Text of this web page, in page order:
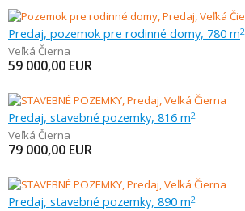
Predaj, pozemok pre rodinné domy, 780 m2
Veľká Čierna
59 000,00 EUR
Predaj, stavebné pozemky, 816 m2
Veľká Čierna
79 000,00 EUR
Predaj, stavebné pozemky, 890 m2